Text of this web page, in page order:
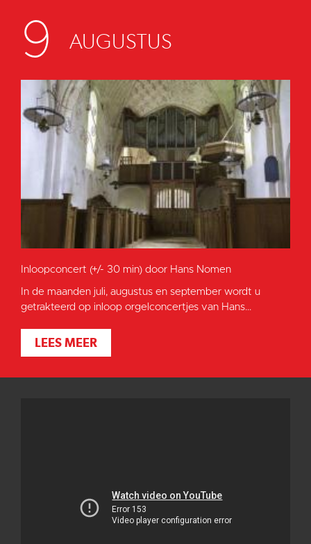
9 AUGUSTUS
Inloopconcert (+/- 30 min) door Hans Nomen
In de maanden juli, augustus en september wordt u
getrakteerd op inloop orgelconcertjes van Hans...
LEES MEER